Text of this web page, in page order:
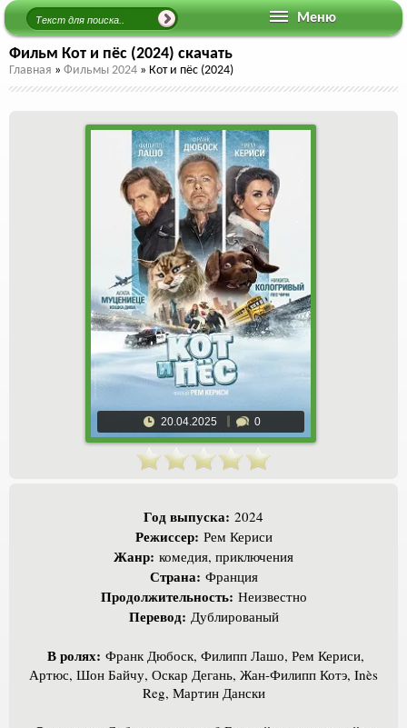
Меню
Фильм Кот и пёс (2024) скачать
Главная » Фильмы 2024 » Кот и пёс (2024)
20.04.2025 0
Год выпуска: 2024
Режиссер: Рем Кериси
Жанр: комедия, приключения
Страна: Франция
Продолжительность: Неизвестно
Перевод: Дублированый
В ролях: Франк Дюбоск, Филипп Лашо, Рем Кериси,
Артюс, Шон Байчу, Оскар Дегань, Жан-Филипп Котэ, Inès
Reg, Мартин Дански